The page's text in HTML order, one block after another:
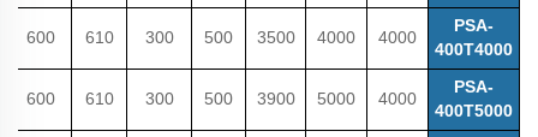
PSA-
400T4000
4000
4000
3500
500
300
610
600
PSA-
400T5000
4000
5000
3900
500
300
610
600